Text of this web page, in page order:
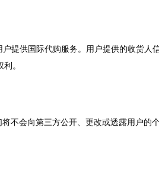
提供国际代购服务。用户提供的收货
。
不会向第三方公开、更改或透露用户的